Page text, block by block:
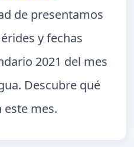
de presentamos
y fechas
2021 del mes
Descubre qué
este mes.